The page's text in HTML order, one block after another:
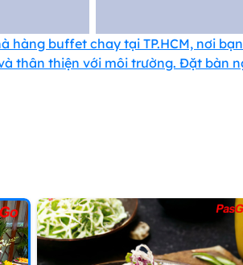
hàng buffet chay tại TP.HCM, nơi
thân thiện với môi trường. Đặt bàn